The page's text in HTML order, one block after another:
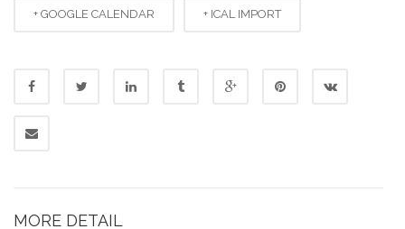
+ GOOGLE CALENDAR + ICAL IMPORT
MORE DETAIL